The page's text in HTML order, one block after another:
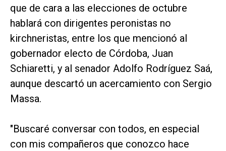
que de cara a las elecciones de octubre
hablará con dirigentes peronistas no
kirchneristas, entre los que mencionó al
gobernador electo de Córdoba, Juan
Schiaretti, y al senador Adolfo Rodríguez Saá,
aunque descartó un acercamiento con Sergio
Massa.
"Buscaré conversar con todos, en especial
con mis compañeros que conozco hace